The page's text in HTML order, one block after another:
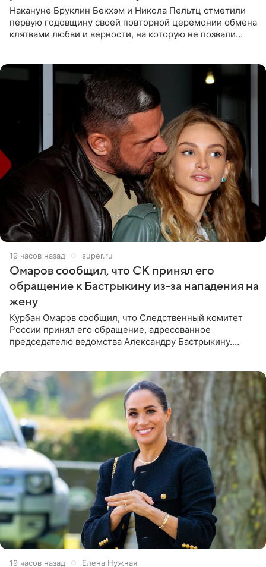
Накануне Бруклин Бекхэм и Никола Пельтц отметили
первую годовщину своей повторной церемонии обмена
клятвами любви и верности, на которую не позвали
19 часов назад super.ru
Омаров сообщил, что СК принял его
обращение к Бастрыкину из-за нападения на
жену
Курбан Омаров сообщил, что Следственный комитет
России принял его обращение, адресованное
председателю ведомства Александру Бастрыкину.
19 часов назад Елена Нужная